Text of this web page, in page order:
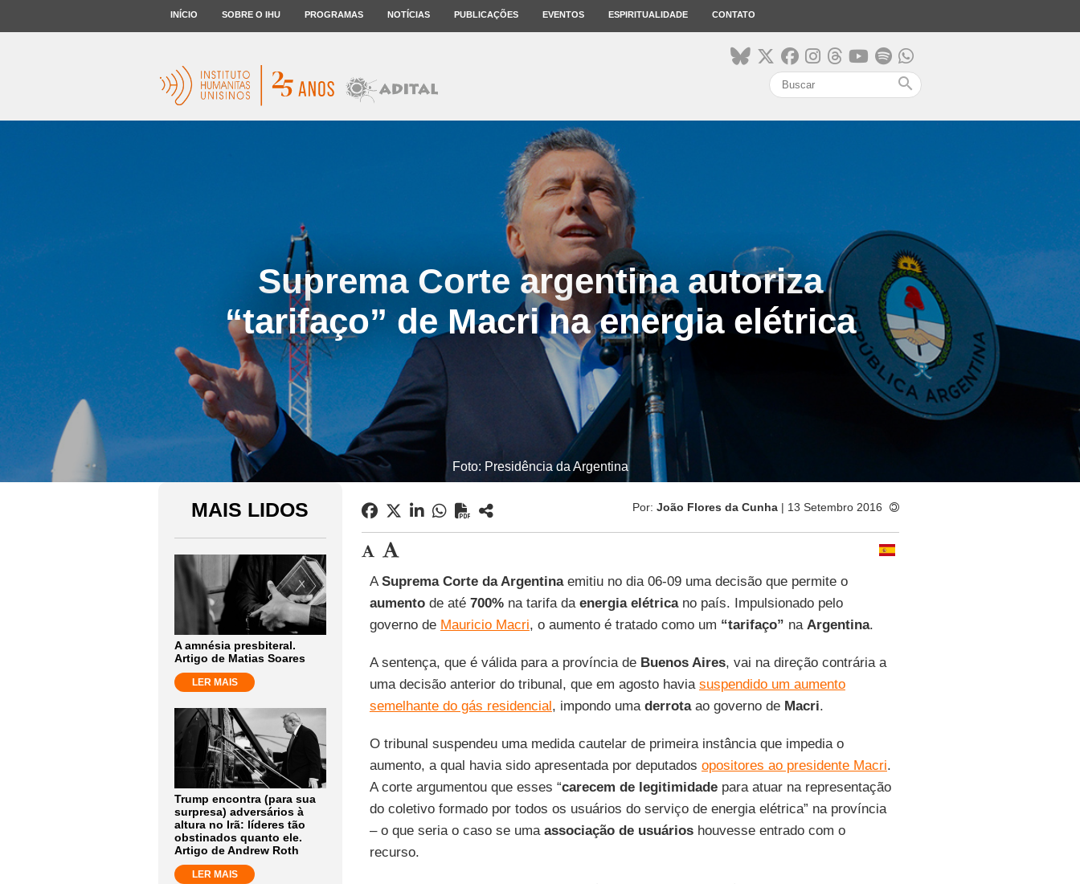
INÍCIO SOBRE O IHU PROGRAMAS NOTÍCIAS PUBLICAÇÕES EVENTOS ESPIRITUALIDADE CONTATO
search
Suprema Corte argentina autoriza
“tarifaço” de Macri na energia elétrica
Foto: Presidência da Argentina
MAIS LIDOS
A amnésia presbiteral.
Artigo de Matias Soares
LER MAIS
Trump encontra (para sua
surpresa) adversários à
altura no Irã: líderes tão
obstinados quanto ele.
Artigo de Andrew Roth
LER MAIS
Por: João Flores da Cunha| 13 Setembro 2016
ASuprema Corte da Argentinaemitiu no dia 06-09 uma decisão que permite o
aumentode até 700%na tarifa da energia elétricano país. Impulsionado pelo
governo de Mauricio Macri, o aumento é tratado como um “tarifaço” na Argentina.
A sentença, que é válida para a província de Buenos Aires, vai na direção contrária a
uma decisão anterior do tribunal, que em agosto havia suspendido um aumento
semelhante do gás residencial, impondo uma derrotaao governo de Macri.
O tribunal suspendeu uma medida cautelar de primeira instância que impedia o
aumento, a qual havia sido apresentada por deputados opositores ao presidente Macri.
A corte argumentou que esses “carecem de legitimidadepara atuar na representação
do coletivo formado por todos os usuários do serviço de energia elétrica” na província
– o que seria o caso se uma associação de usuárioshouvesse entrado com o
recurso.